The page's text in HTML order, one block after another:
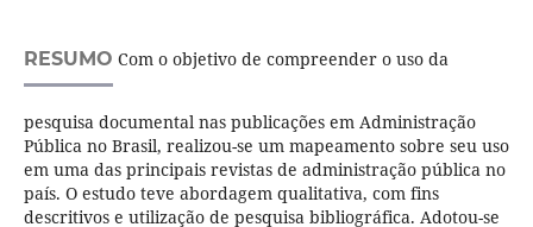
RESUMO Com o objetivo de compreender o uso da
pesquisa documental nas publicações em Administração
Pública no Brasil, realizou-se um mapeamento sobre seu uso
em uma das principais revistas de administração pública no
país. O estudo teve abordagem qualitativa, com fins
descritivos e utilização de pesquisa bibliográfica. Adotou-se